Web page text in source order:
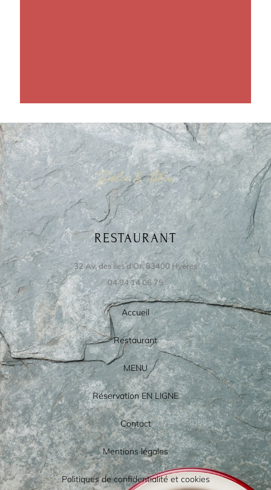
RESTAURANT
32 Av. des Îles d'Or, 83400 Hyères
04 94 14 06 75
Accueil
Restaurant
MENU
Réservation EN LIGNE
Contact
Mentions légales
Politiques de confidentialité et cookies